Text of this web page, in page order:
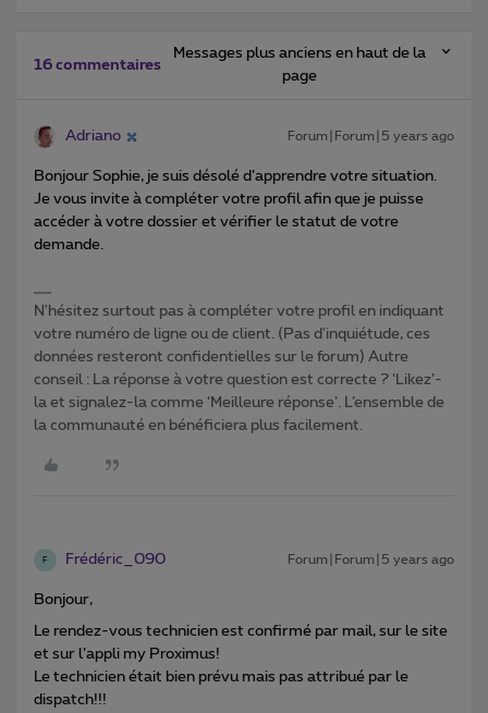
16 commentaires
Messages plus anciens en haut de la
page
Adriano Forum|Forum|5 years ago
Bonjour Sophie, je suis désolé d’apprendre votre situation.
Je vous invite à compléter votre profil afin que je puisse
accéder à votre dossier et vérifier le statut de votre
demande.
N'hésitez surtout pas à compléter votre profil en indiquant
votre numéro de ligne ou de client. (Pas d'inquiétude, ces
données resteront confidentielles sur le forum) Autre
conseil : La réponse à votre question est correcte ? ‘Likez’-
la et signalez-la comme ‘Meilleure réponse’. L’ensemble de
la communauté en bénéficiera plus facilement.
F Frédéric_090 Forum|Forum|5 years ago
Bonjour,
Le rendez-vous technicien est confirmé par mail, sur le site
et sur l’appli my Proximus!
Le technicien était bien prévu mais pas attribué par le
dispatch!!!